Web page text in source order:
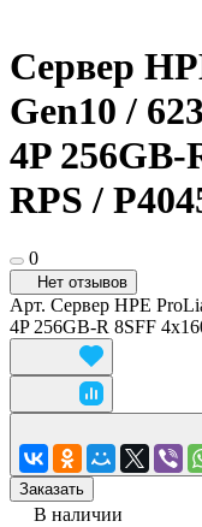
Сервер
Gen10 /
4P 256GB-
RPS /
0
Нет отзывов
Арт. Сервер HPE
4P 256GB-R 8SFF
Заказать
В наличии